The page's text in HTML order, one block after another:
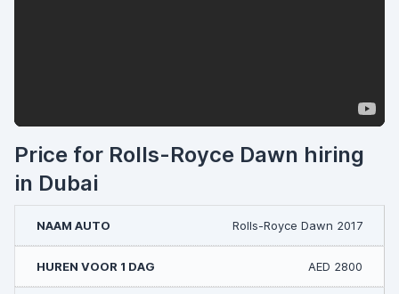
Price for Rolls-Royce Dawn hiring
in Dubai
Rolls-Royce Dawn 2017
AED 2800